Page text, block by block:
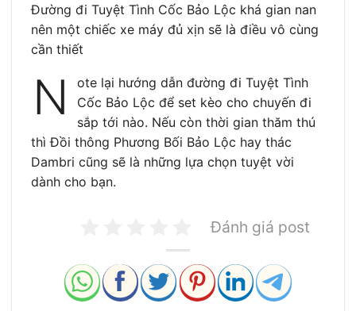
Đường đi Tuyệt Tình Cốc Bảo Lộc khá gian nan
nên một chiếc xe máy đủ xịn sẽ là điều vô cùng
cần thiết
N
ote lại hướng dẫn đường đi Tuyệt Tình
Cốc Bảo Lộc để set kèo cho chuyến đi
sắp tới nào. Nếu còn thời gian thăm thú
thì Đồi thông Phương Bối Bảo Lộc hay thác
Dambri cũng sẽ là những lựa chọn tuyệt vời
dành cho bạn.
Đánh giá post